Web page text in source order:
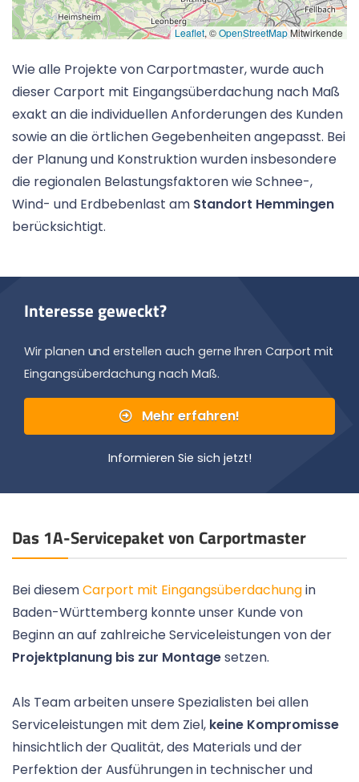
Leaflet, ©OpenStreetMapMitwirkende
Wie alle Projekte von Carportmaster, wurde auch
dieser Carport mit Eingangsüberdachung nach Maß
exakt an die individuellen Anforderungen des Kunden
sowie an die örtlichen Gegebenheiten angepasst. Bei
der Planung und Konstruktion wurden insbesondere
die regionalen Belastungsfaktoren wie Schnee-,
Wind- und Erdbebenlast am Standort Hemmingen
berücksichtigt.
Interesse geweckt?
Wir planen und erstellen auch gerne Ihren Carport mit
Eingangsüberdachung nach Maß.
Mehr erfahren!
Informieren Sie sich jetzt!
Das 1A-Servicepaket von Carportmaster
Bei diesemCarport mit Eingangsüberdachungin
Baden-Württemberg konnte unser Kunde von
Beginn an auf zahlreiche Serviceleistungen von der
Projektplanung bis zur Montagesetzen.
Als Team arbeiten unsere Spezialisten bei allen
Serviceleistungen mit dem Ziel, keine Kompromisse
hinsichtlich der Qualität, des Materials und der
Perfektion der Ausführungen in technischer und